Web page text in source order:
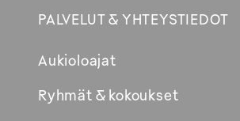
PALVELUT & YHTEYSTIEDOT
Aukioloajat
Ryhmät & kokoukset